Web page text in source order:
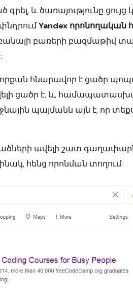
և ծառայությունը
Yandex
բառերի բազմաթիվ
հնարավոր է ցածր
ցածր է, և,
պայմանն այն է, որ
ավելի շատ
հենց որոնման տողում: